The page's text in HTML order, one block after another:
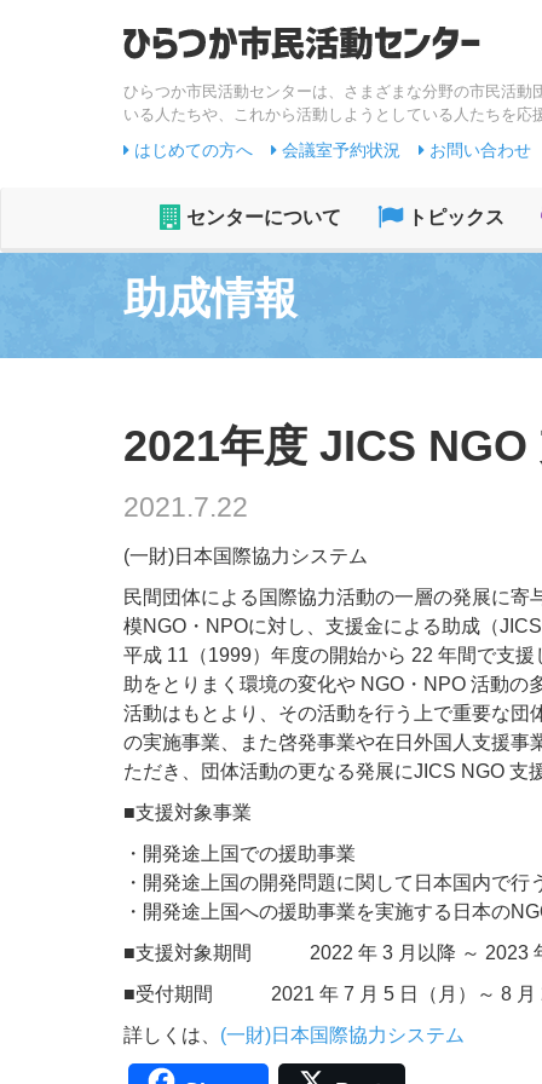
ひらつか市民活動センターは、さまざまな分野の市民活動
いる人たちや、これから活動しようとしている人たちを応
はじめての方へ 会議室予約状況 お問い合わせ
センターについて トピックス
助成情報
2021年度 JICS
2021.7.22
(一財)日本国際協力システム
民間団体による国際協力活動の一層の発展に
模NGO・NPOに対し、支援金による助成（
平成 11（1999）年度の開始から 22 年間で支
助をとりまく環境の変化や NGO・NPO 活動
活動はもとより、その活動を行う上で重要な
の実施事業、また啓発事業や在日外国人支援
ただき、団体活動の更なる発展にJICS NGO 支
■支援対象事業
・開発途上国での援助事業
・開発途上国の開発問題に関して日本国内で行
・開発途上国への援助事業を実施する日本の
■支援対象期間 2022 年 3 月以降 ～ 2023 年
■受付期間 2021 年 7 月 5 日（月）～ 8 月
詳しくは、 (一財)日本国際協力システム